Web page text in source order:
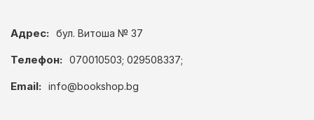
Адрес: бул. Витоша № 37
Телефон: 070010503; 029508337;
Email: info@bookshop.bg